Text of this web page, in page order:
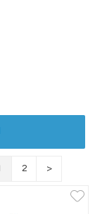
2 >